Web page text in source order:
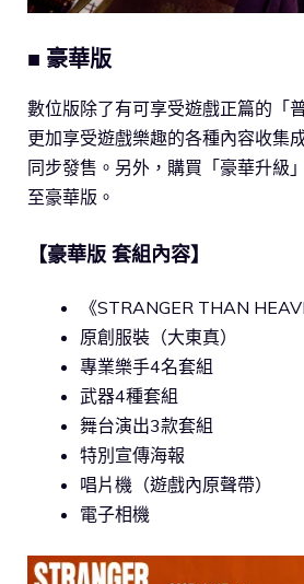
■ 豪華版
數位版除了有可享受遊戲正篇的「
更加享受遊戲樂趣的各種內容收集
同步發售。另外，購買「豪華升級
至豪華版。
【豪華版 套組內容】
《STRANGER THAN
原創服裝（大東真）
專業樂手4名套組
武器4種套組
舞台演出3款套組
特別宣傳海報
唱片機（遊戲內原聲帶）
電子相機